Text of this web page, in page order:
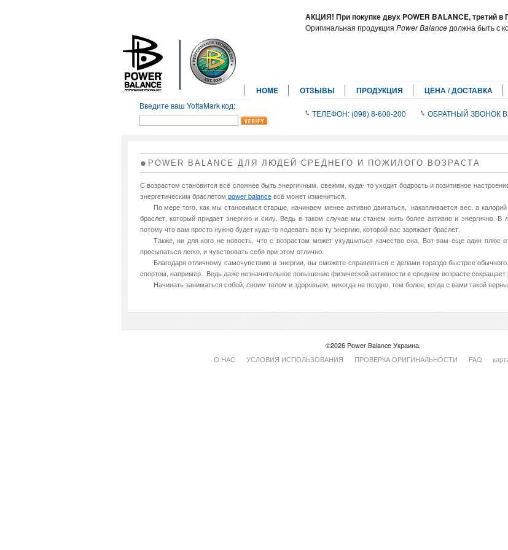
АКЦИЯ! При покупке двух POWER BALANCE, третий
Оригинальная продукция Power Balance должна быть с
HOME ОТЗЫВЫ ПРОДУКЦИЯ ЦЕНА / ДОСТАВКА
ТЕЛЕФОН: (098) 8-600-200 ОБРАТНЫЙ ЗВОНОК
Введите ваш YottaMark код:
POWER BALANCE ДЛЯ ЛЮДЕЙ СРЕДНЕГО И ПОЖИЛОГО ВОЗРАСТА
С возрастом становится всё сложнее быть энергичным, свежим, куда- то уходит бодрость и позитивное
энергетическим браслетом power balanceвсё может измениться.
По мере того, как мы становимся старше, начинаем менее активно двигаться, накапливается вес, а
браслет, который придает энергию и силу. Ведь в таком случае мы станем жить более активно и энергично.
потому что вам просто нужно будет куда-то подевать всю ту энергию, которой вас заряжает браслет.
Также, ни для кого не новость, что с возрастом может ухудшиться качество сна. Вот вам еще один
просыпаться легко, и чувствовать себя при этом отлично.
Благодаря отличному самочувствию и энергии, вы сможете справляться с делами гораздо быстрее
спортом, например. Ведь даже незначительное повышение физической активности в среднем возрасте
Начинать заниматься собой, своим телом и здоровьем, никогда не поздно, тем более, когда с вами такой
©2026 Power Balance Украина.
О НАС
УСЛОВИЯ ИСПОЛЬЗОВАНИЯ ПРОВЕРКА ОРИГИНАЛЬНОСТИ FAQ